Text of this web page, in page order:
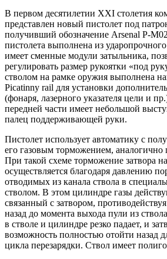
В первом десятилетии XXI столетия
представлен новый пистолет под
получивший обозначение Arsenal P-
пистолета выполнена из
имеет сменные модули затыльника,
регулировать размер рукоятки «под
стволом на рамке оружия выполнена
Picatinny rail для установки
(фонаря, лазерного указателя цели и
передней части имеет небольшой
палец поддерживающей руки.
Пистолет использует автоматику с
его газовым торможением, аналогично
При такой схеме торможение затвора
осуществляется благодаря давлению
отводимых из канала ствола в
стволом. В этом цилиндре газы
связанный с затвором,
назад до момента выхода пули из
в стволе и цилиндре резко падает, и
возможность полностью отойти назад
цикла перезарядки. Ствол имеет